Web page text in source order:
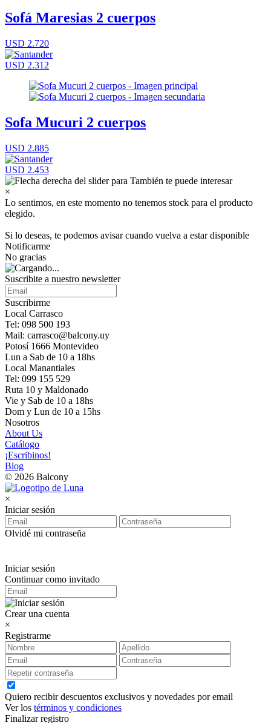
Sofá Maresias 2 cuerpos
USD 2.720
USD 2.312
Sofa Mucuri 2 cuerpos
USD 2.885
USD 2.453
×
Lo sentimos, en este momento no tenemos stock para el producto
elegido.
Si lo deseas, te podemos avisar cuando vuelva a estar disponible
Notificarme
No gracias
Suscribite a nuestro newsletter
Suscribirme
Local Carrasco
Tel: 098 500 193
Mail: carrasco@balcony.uy
Potosí 1666 Montevideo
Lun a Sab de 10 a 18hs
Local Manantiales
Tel: 099 155 529
Ruta 10 y Maldonado
Vie y Sab de 10 a 18hs
Dom y Lun de 10 a 15hs
Nosotros
About Us
Catálogo
¡Escribinos!
Blog
© 2026 Balcony
×
Iniciar sesión
Olvidé mi contraseña
Iniciar sesión
Continuar como invitado
Crear una cuenta
×
Registrarme
Quiero recibir descuentos exclusivos y novedades por email
Ver los términos y condiciones
Finalizar registro